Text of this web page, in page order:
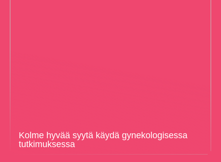
Kolme hyvää syytä käydä gynekologisessa
tutkimuksessa